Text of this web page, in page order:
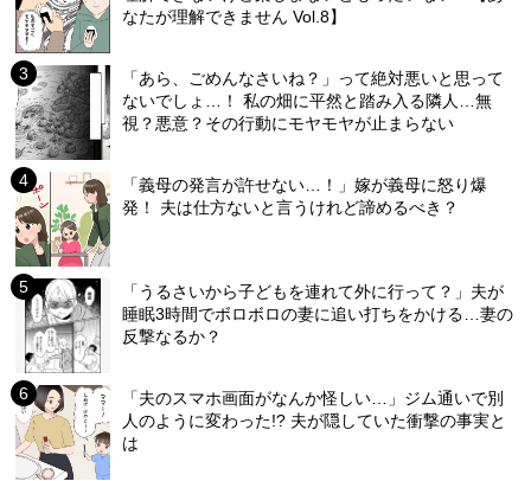
なたが理解できません Vol.8】
「あら、ごめんなさいね？」って絶対悪いと思って
ないでしょ…！ 私の畑に平然と踏み入る隣人…無
視？悪意？その行動にモヤモヤが止まらない
「義母の発言が許せない…！」嫁が義母に怒り爆
発！ 夫は仕方ないと言うけれど諦めるべき？
「うるさいから子どもを連れて外に行って？」夫が
睡眠3時間でボロボロの妻に追い打ちをかける…妻の
反撃なるか？
「夫のスマホ画面がなんか怪しい…」ジム通いで別
人のように変わった!? 夫が隠していた衝撃の事実と
は